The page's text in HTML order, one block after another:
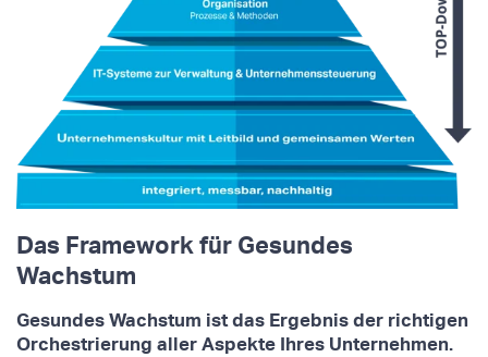
Das Framework für Gesundes
Wachstum
Gesundes Wachstum ist das Ergebnis der richtigen
Orchestrierung aller Aspekte Ihres Unternehmen.